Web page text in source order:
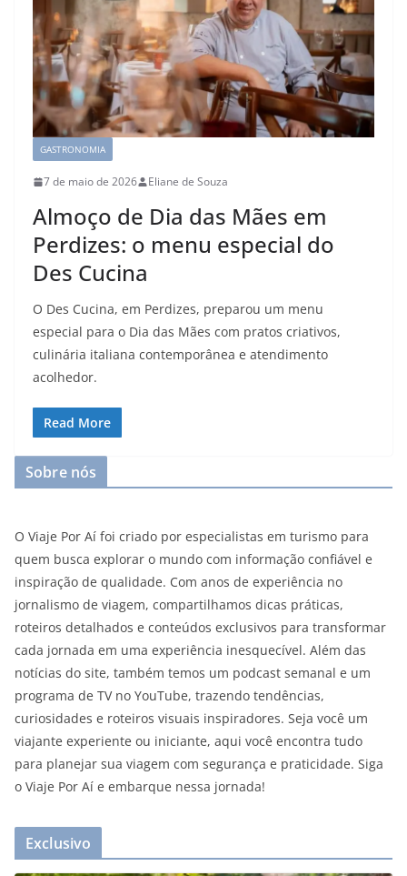
GASTRONOMIA
7 de maio de 2026 Eliane de Souza
Almoço de Dia das Mães em
Perdizes: o menu especial do
Des Cucina
O Des Cucina, em Perdizes, preparou um menu
especial para o Dia das Mães com pratos criativos,
culinária italiana contemporânea e atendimento
acolhedor.
Read More
Sobre nós
O Viaje Por Aí foi criado por especialistas em turismo para
quem busca explorar o mundo com informação confiável e
inspiração de qualidade. Com anos de experiência no
jornalismo de viagem, compartilhamos dicas práticas,
roteiros detalhados e conteúdos exclusivos para transformar
cada jornada em uma experiência inesquecível. Além das
notícias do site, também temos um podcast semanal e um
programa de TV no YouTube, trazendo tendências,
curiosidades e roteiros visuais inspiradores. Seja você um
viajante experiente ou iniciante, aqui você encontra tudo
para planejar sua viagem com segurança e praticidade. Siga
o Viaje Por Aí e embarque nessa jornada!
Exclusivo